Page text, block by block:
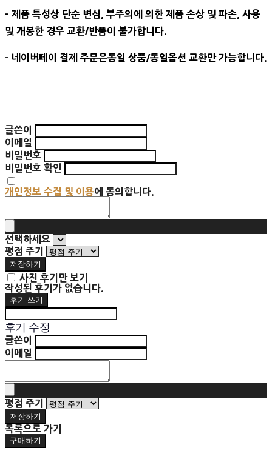
- 제품 특성상 단순 변심, 부주의에 의한 제품 손상 및 파손, 사용
및 개봉한 경우 교환/반품이 불가합니다.
- 네이버페이 결제 주문은동일 상품/동일옵션 교환만 가능합니다.
글쓴이
이메일
비밀번호
비밀번호 확인
개인정보 수집 및 이용에 동의합니다.
선택하세요
평점 주기
저장하기
사진 후기만 보기
작성된 후기가 없습니다.
후기 쓰기
후기 수정
글쓴이
이메일
평점 주기
저장하기
목록으로 가기
구매하기